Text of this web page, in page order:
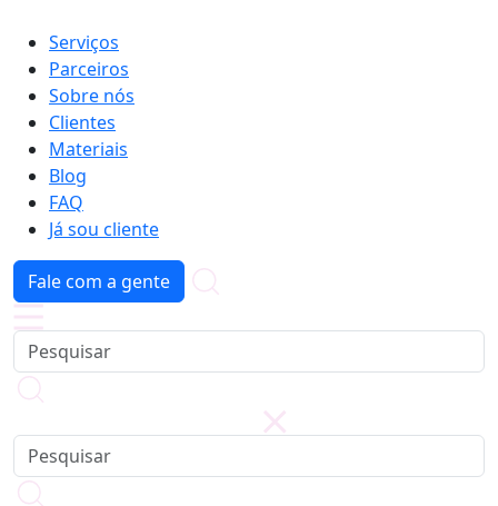
Serviços
Parceiros
Sobre nós
Clientes
Materiais
Blog
FAQ
Já sou cliente
Fale com a gente